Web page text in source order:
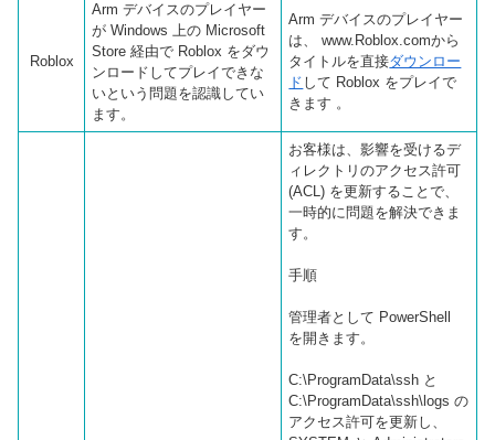
Roblox
Arm デバイスのプレイヤー
が Windows 上の Microsoft
Store 経由で Roblox をダウ
ンロードしてプレイできな
いという問題を認識してい
ます。
Arm デバイスのプレイヤー
は、 www.Roblox.comから
タイトルを直接ダウンロー
ド して Roblox をプレイで
きます 。
お客様は、影響を受けるデ
ィレクトリのアクセス許可
(ACL) を更新することで、
一時的に問題を解決できま
す。
手順
管理者として PowerShell
を開きます。
C:\ProgramData\ssh と
C:\ProgramData\ssh\logs の
アクセス許可を更新し、